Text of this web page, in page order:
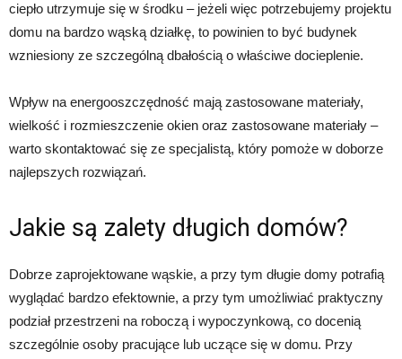
ciepło utrzymuje się w środku – jeżeli więc potrzebujemy projektu
domu na bardzo wąską działkę, to powinien to być budynek
wzniesiony ze szczególną dbałością o właściwe docieplenie.
Wpływ na energooszczędność mają zastosowane materiały,
wielkość i rozmieszczenie okien oraz zastosowane materiały –
warto skontaktować się ze specjalistą, który pomoże w doborze
najlepszych rozwiązań.
Jakie są zalety długich domów?
Dobrze zaprojektowane wąskie, a przy tym długie domy potrafią
wyglądać bardzo efektownie, a przy tym umożliwiać praktyczny
podział przestrzeni na roboczą i wypoczynkową, co docenią
szczególnie osoby pracujące lub uczące się w domu. Przy